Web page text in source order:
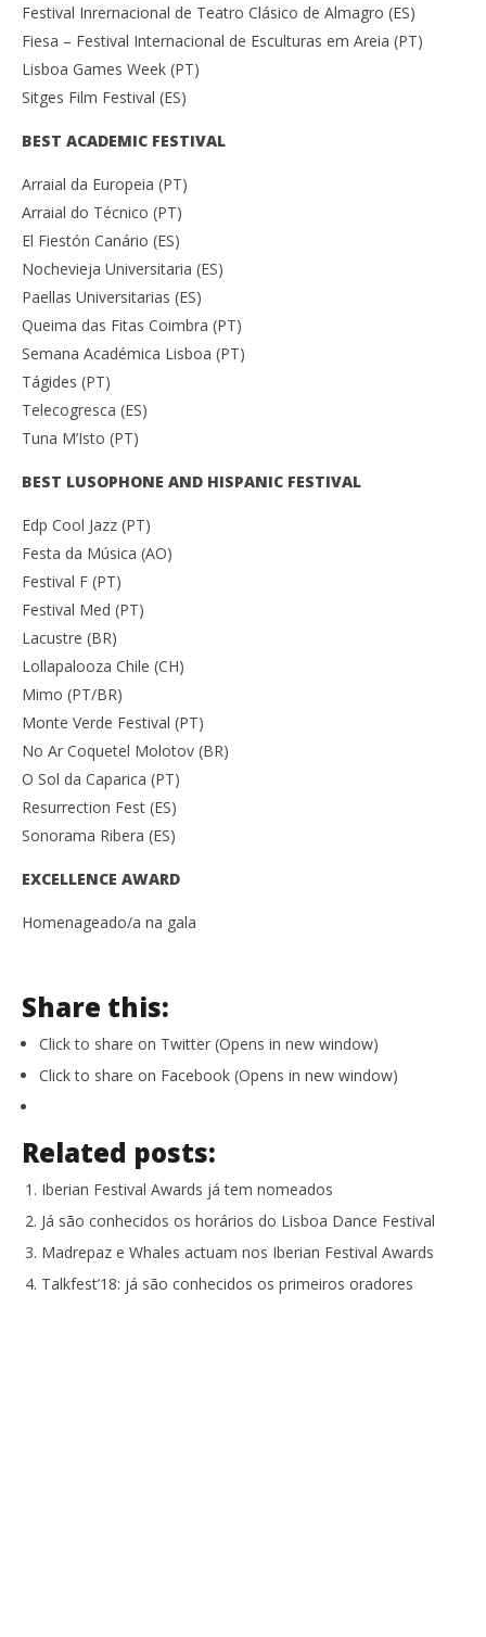
Festival Inrernacional de Teatro Clásico de Almagro (ES)
Fiesa – Festival Internacional de Esculturas em Areia (PT)
Lisboa Games Week (PT)
Sitges Film Festival (ES)
BEST ACADEMIC FESTIVAL
Arraial da Europeia (PT)
Arraial do Técnico (PT)
El Fiestón Canário (ES)
Nochevieja Universitaria (ES)
Paellas Universitarias (ES)
Queima das Fitas Coimbra (PT)
Semana Académica Lisboa (PT)
Tágides (PT)
Telecogresca (ES)
Tuna M’Isto (PT)
BEST LUSOPHONE AND HISPANIC FESTIVAL
Edp Cool Jazz (PT)
Festa da Música (AO)
Festival F (PT)
Festival Med (PT)
Lacustre (BR)
Lollapalooza Chile (CH)
Mimo (PT/BR)
Monte Verde Festival (PT)
No Ar Coquetel Molotov (BR)
O Sol da Caparica (PT)
Resurrection Fest (ES)
Sonorama Ribera (ES)
EXCELLENCE AWARD
Homenageado/a na gala
Share this:
Click to share on Twitter (Opens in new window)
Click to share on Facebook (Opens in new window)
Related posts:
Iberian Festival Awards já tem nomeados
Já são conhecidos os horários do Lisboa Dance Festival
Madrepaz e Whales actuam nos Iberian Festival Awards
Talkfest’18: já são conhecidos os primeiros oradores